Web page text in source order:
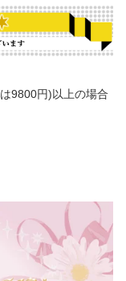
9800円)以上の場合